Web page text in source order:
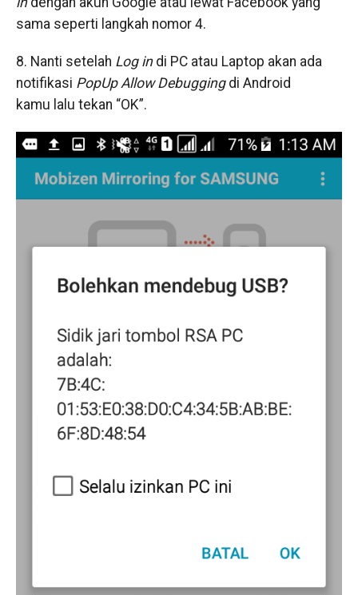
sama seperti langkah nomor 4.
8. Nanti setelah Log indi PC atau Laptop akan ada
notifikasi PopUp Allow Debuggingdi Android
kamu lalu tekan “OK”.